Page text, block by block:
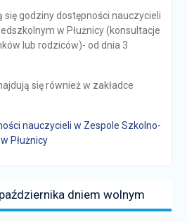
się godziny dostępności nauczycieli
w Płużnicy (konsultacje
lub rodziców)- od dnia 3
się również w zakładce
nauczycieli w Zespole Szkolno-
Płużnicy
dniem wolnym